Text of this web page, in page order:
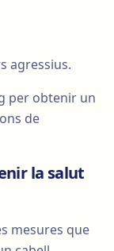
agressius.
per obtenir un
de
la salut
mesures que